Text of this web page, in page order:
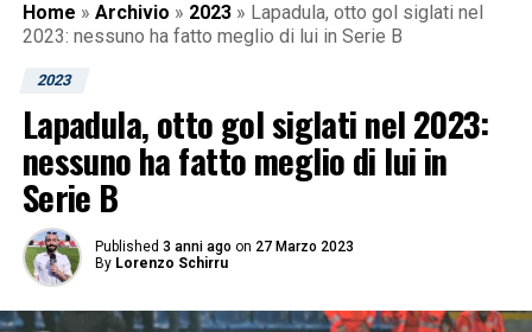
Home » Archivio » 2023 » Lapadula, otto gol siglati nel
2023: nessuno ha fatto meglio di lui in Serie B
2023
Lapadula, otto gol siglati nel 2023:
nessuno ha fatto meglio di lui in
Serie B
Published 3 anni ago on 27 Marzo 2023
By Lorenzo Schirru